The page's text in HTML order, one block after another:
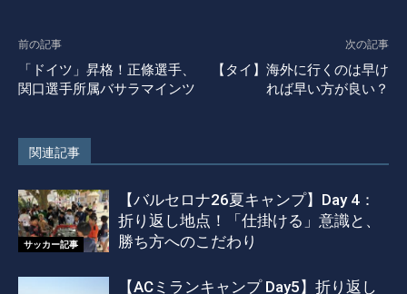
前の記事
「ドイツ」昇格！正條選手、
関口選手所属バサラマインツ
次の記事
【タイ】海外に行くのは早け
れば早い方が良い？
関連記事
サッカー記事
【バルセロナ26夏キャンプ】Day 4：
折り返し地点！「仕掛ける」意識と、
勝ち方へのこだわり
【ACミランキャンプ Day5】折り返し